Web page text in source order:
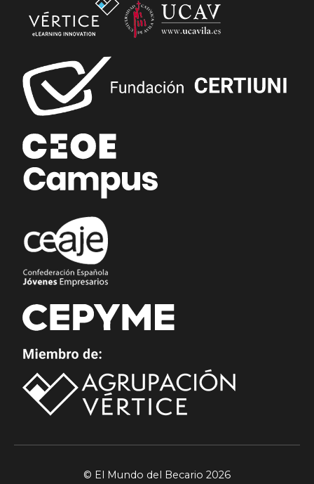
© El Mundo del Becario 2026